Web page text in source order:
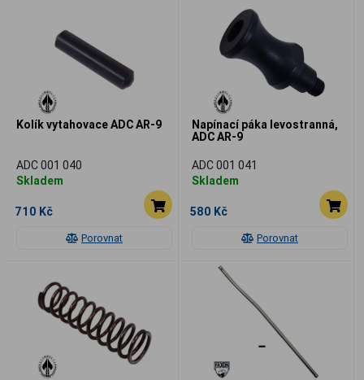
Porovnat
Kolík vytahovace ADC AR-9
ADC 001 040
Skladem
710 Kč
Porovnat
Napínací páka levostranná,
ADC AR-9
ADC 001 041
Skladem
580 Kč